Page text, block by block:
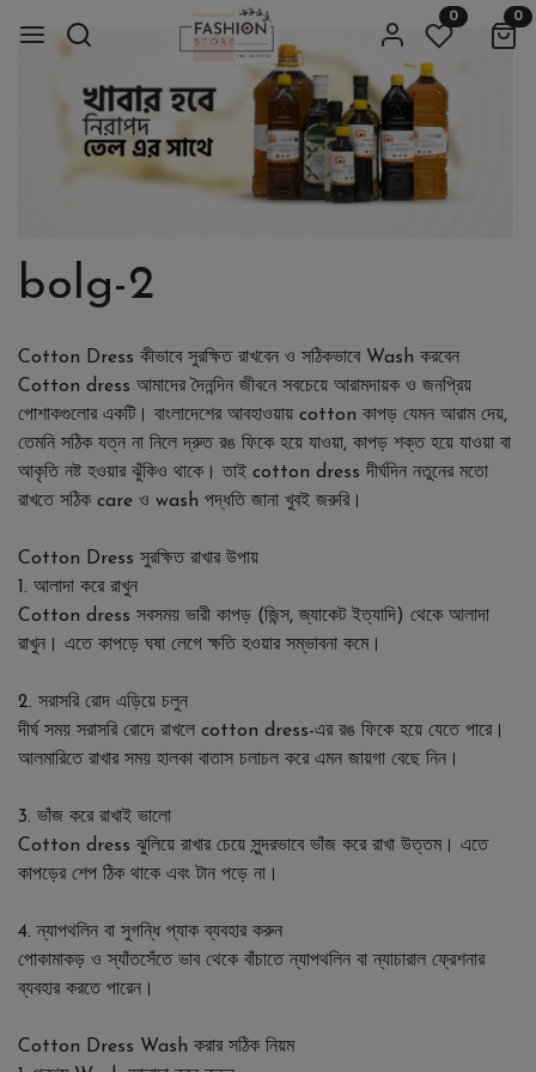
0 0
bolg-2
Cotton Dress কীভাবে সুরক্ষিত রাখবেন ও সঠিকভাবে Wash করবেন
Cotton dress আমাদের দৈনন্দিন জীবনে সবচেয়ে আরামদায়ক ও জনপ্রিয়
পোশাকগুলোর একটি। বাংলাদেশের আবহাওয়ায় cotton কাপড় যেমন আরাম দেয়,
তেমনি সঠিক যত্ন না নিলে দ্রুত রঙ ফিকে হয়ে যাওয়া, কাপড় শক্ত হয়ে যাওয়া বা
আকৃতি নষ্ট হওয়ার ঝুঁকিও থাকে। তাই cotton dress দীর্ঘদিন নতুনের মতো
রাখতে সঠিক care ও wash পদ্ধতি জানা খুবই জরুরি।
Cotton Dress সুরক্ষিত রাখার উপায়
1. আলাদা করে রাখুন
Cotton dress সবসময় ভারী কাপড় (জিন্স, জ্যাকেট ইত্যাদি) থেকে আলাদা
রাখুন। এতে কাপড়ে ঘষা লেগে ক্ষতি হওয়ার সম্ভাবনা কমে।
2. সরাসরি রোদ এড়িয়ে চলুন
দীর্ঘ সময় সরাসরি রোদে রাখলে cotton dress-এর রঙ ফিকে হয়ে যেতে পারে।
আলমারিতে রাখার সময় হালকা বাতাস চলাচল করে এমন জায়গা বেছে নিন।
3. ভাঁজ করে রাখাই ভালো
Cotton dress ঝুলিয়ে রাখার চেয়ে সুন্দরভাবে ভাঁজ করে রাখা উত্তম। এতে
কাপড়ের শেপ ঠিক থাকে এবং টান পড়ে না।
4. ন্যাপথলিন বা সুগন্ধি প্যাক ব্যবহার করুন
পোকামাকড় ও স্যাঁতসেঁতে ভাব থেকে বাঁচাতে ন্যাপথলিন বা ন্যাচারাল ফ্রেশনার
ব্যবহার করতে পারেন।
Cotton Dress Wash করার সঠিক নিয়ম